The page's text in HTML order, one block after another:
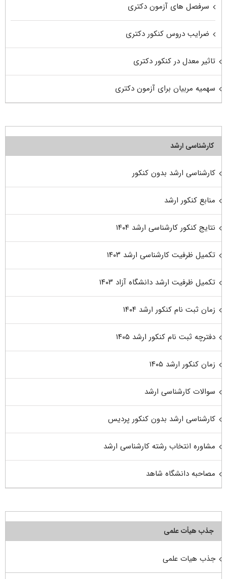
سرفصل های آزمون دکتری
ضرایب دروس کنکور دکتری
تاثیر معدل در کنکور دکتری
سهمیه مربیان برای آزمون دکتری
کارشناسی ارشد
کارشناسی ارشد بدون کنکور
منابع کنکور ارشد
نتایج کنکور کارشناسی ارشد ۱۴۰۴
تکمیل ظرفیت کارشناسی ارشد ۱۴۰۳
تکمیل ظرفیت ارشد دانشگاه آزاد ۱۴۰۳
زمان ثبت نام کنکور ارشد ۱۴۰۴
دفترچه ثبت نام کنکور ارشد ۱۴۰۵
زمان کنکور ارشد ۱۴۰۵
سوالات کارشناسی ارشد
کارشناسی ارشد بدون کنکور پردیس
مشاوره انتخاب رشته کارشناسی ارشد
مصاحبه دانشگاه شاهد
جذب هیأت علمی
جذب هیات علمی